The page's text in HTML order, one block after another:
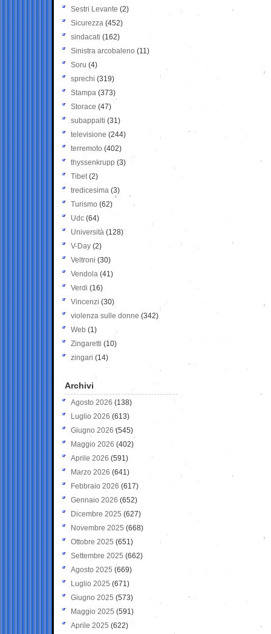
Sestri Levante (2)
Sicurezza (452)
sindacati (162)
Sinistra arcobaleno (11)
Soru (4)
sprechi (319)
Stampa (373)
Storace (47)
subappalti (31)
televisione(244)
terremoto (402)
thyssenkrupp (3)
Tibet(2)
tredicesima (3)
Turismo (62)
Udc (64)
Università (128)
V-Day (2)
Veltroni (30)
Vendola (41)
Verdi (16)
Vincenzi (30)
violenza sulle donne (342)
Web (1)
Zingaretti (10)
zingari (14)
Archivi
Agosto 2026 (138)
Luglio 2026 (613)
Giugno 2026 (545)
Maggio 2026 (402)
Aprile 2026 (591)
Marzo 2026 (641)
Febbraio 2026 (617)
Gennaio 2026 (652)
Dicembre 2025 (627)
Novembre 2025 (668)
Ottobre 2025 (651)
Settembre 2025 (662)
Agosto 2025 (669)
Luglio 2025 (671)
Giugno 2025 (573)
Maggio 2025 (591)
Aprile 2025 (622)